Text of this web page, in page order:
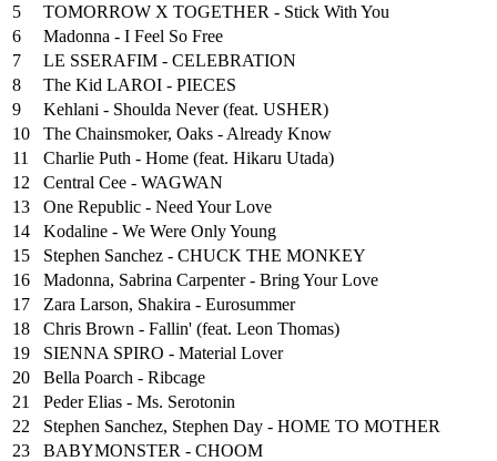
5
TOMORROW X TOGETHER - Stick With You
6
Madonna - I Feel So Free
7
LE SSERAFIM - CELEBRATION
8
The Kid LAROI - PIECES
9
Kehlani - Shoulda Never (feat. USHER)
10
The Chainsmoker, Oaks - Already Know
11
Charlie Puth - Home (feat. Hikaru Utada)
12
Central Cee - WAGWAN
13
One Republic - Need Your Love
14
Kodaline - We Were Only Young
15
Stephen Sanchez - CHUCK THE MONKEY
16
Madonna, Sabrina Carpenter - Bring Your Love
17
Zara Larson, Shakira - Eurosummer
18
Chris Brown - Fallin' (feat. Leon Thomas)
19
SIENNA SPIRO - Material Lover
20
Bella Poarch - Ribcage
21
Peder Elias - Ms. Serotonin
22
Stephen Sanchez, Stephen Day - HOME TO MOTHER
23
BABYMONSTER - CHOOM